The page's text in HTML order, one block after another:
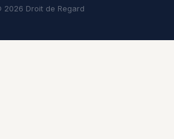
2026 Droit de Regard